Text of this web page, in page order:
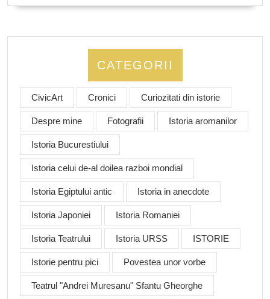
CATEGORII
CivicArt Cronici Curiozitati din istorie
Despre mine Fotografii Istoria aromanilor
Istoria Bucurestiului
Istoria celui de-al doilea razboi mondial
Istoria Egiptului antic Istoria in anecdote
Istoria Japoniei Istoria Romaniei
Istoria Teatrului Istoria URSS ISTORIE
Istorie pentru pici Povestea unor vorbe
Teatrul "Andrei Muresanu" Sfantu Gheorghe